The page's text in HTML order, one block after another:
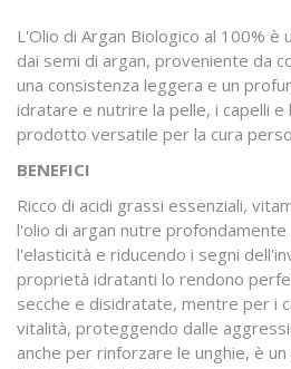
L'Olio di Argan Biologico al 100%
dai semi di argan, proveniente da
una consistenza leggera e un
idratare e nutrire la pelle, i capelli e
prodotto versatile per la cura
BENEFICI
Ricco di acidi grassi essenziali,
l'olio di argan nutre profondamente
l'elasticità e riducendo i segni
proprietà idratanti lo rendono
secche e disidratate, mentre per i
vitalità, proteggendo dalle
anche per rinforzare le unghie, è